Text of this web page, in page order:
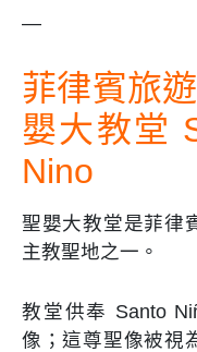
—
菲律賓旅
嬰大教堂
Nino
聖嬰大教堂是菲律
主教聖地之一。
教堂供奉 Santo
像；這尊聖像被視